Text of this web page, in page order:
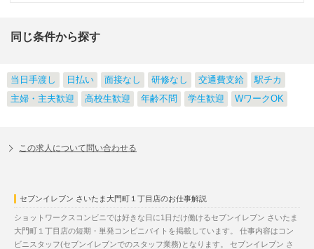
同じ条件から探す
当日手渡し 日払い 面接なし 研修なし 交通費支給
駅チカ
主婦・主夫歓迎
高校生歓迎 年齢不問 学生歓迎 WワークOK
この求人について問い合わせる
セブンイレブン さいたま大門町１丁目店のお仕事解説
ショットワークスコンビニでは好きな日に1日だけ働けるセブンイレブン さいたま
大門町１丁目店の短期・単発コンビニバイトを掲載しています。 仕事内容はコン
ビニスタッフ(セブンイレブンでのスタッフ業務)となります。 セブンイレブン さ